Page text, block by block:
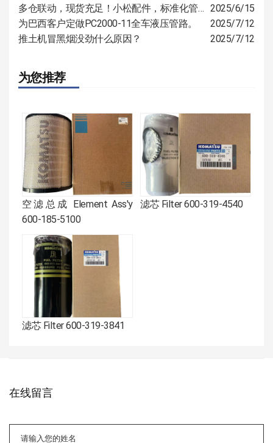
多仓联动，现货充足！小松配件，标准化管控，多仓覆盖速达全国 2025/6/15
为巴西客户定做PC2000-11全车液压管路。
2025/7/12
推土机冒黑烟没劲什么原因？
2025/7/12
为您推荐
空滤总成 Element Ass'y
600-185-5100
滤芯 Filter 600-319-4540
滤芯 Filter 600-319-3841
在线留言